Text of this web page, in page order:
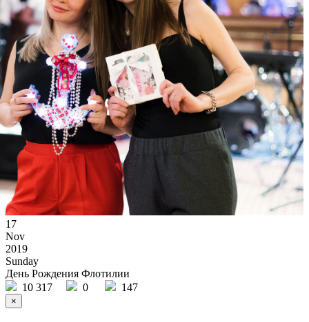
17
Nov
2019
Sunday
День Рождения Флотилии
10 317
0 147
×